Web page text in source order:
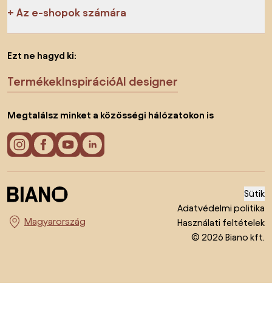
Az e-shopok számára
Ezt ne hagyd ki:
TermékekInspirációAI designer
Megtalálsz minket a közösségi hálózatokon is
Ország megváltoztatása
Sütik
Adatvédelmi politika
Használati feltételek
© 2026 Biano kft.